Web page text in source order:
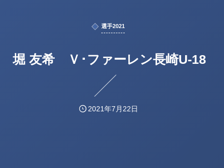
選手2021
堀 友希 Ｖ･ファーレン長崎U-18
2021年7月22日